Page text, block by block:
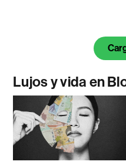
Lujos y vida en